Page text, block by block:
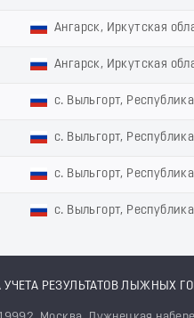
Ангарск, Иркутская
Ангарск, Иркутская
с. Выльгорт,
с. Выльгорт,
с. Выльгорт,
с. Выльгорт,
УЧЕТА РЕЗУЛЬТАТОВ ЛЫЖНЫХ